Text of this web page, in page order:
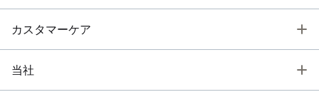
カスタマーケア
当社